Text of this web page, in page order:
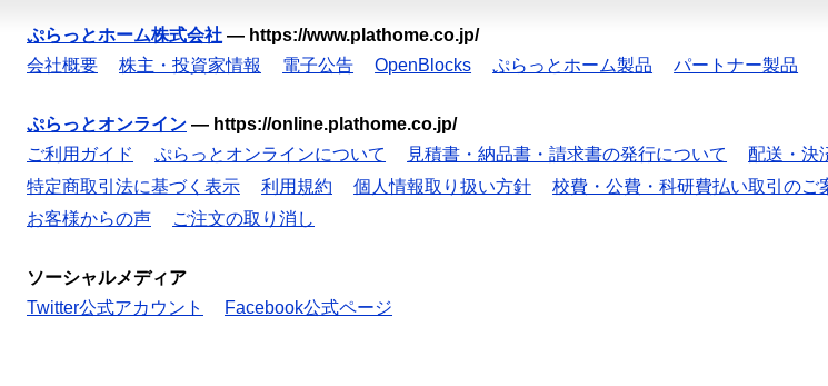
ぷらっとホーム株式会社 — https://www.plathome.co.jp/
会社概要
株主・投資家情報 電子公告 OpenBlocks ぷらっとホーム製品 パートナー製品
ぷらっとオンライン — https://online.plathome.co.jp/
ご利用ガイド
ぷらっとオンラインについて 見積書・納品書・請求書の発行について 配送・決
特定商取引法に基づく表示
利用規約 個人情報取り扱い方針 校費・公費・科研費払い取引のご
お客様からの声
ご注文の取り消し
ソーシャルメディア
Twitter公式アカウント
Facebook公式ページ